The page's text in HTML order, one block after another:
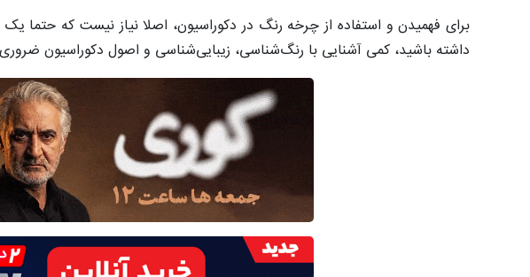
برای فهمیدن و استفاده از چرخه رنگ در دکوراسیون، اصلا نیاز نیست که حتما
داشته باشید، کمی آشنایی با رنگ‌شناسی، زیبایی‌شناسی و اصول دکوراسیون